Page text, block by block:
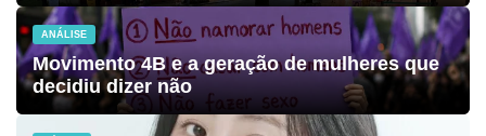
ANÁLISE
Movimento 4B e a geração de mulheres que
decidiu dizer não